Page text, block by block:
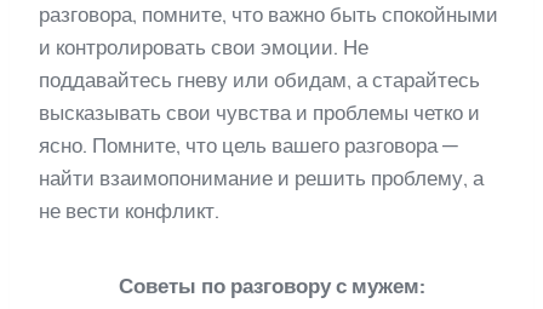
разговора, помните, что важно быть спокойными
и контролировать свои эмоции. Не
поддавайтесь гневу или обидам, а старайтесь
высказывать свои чувства и проблемы четко и
ясно. Помните, что цель вашего разговора —
найти взаимопонимание и решить проблему, а
не вести конфликт.
Советы по разговору с мужем: